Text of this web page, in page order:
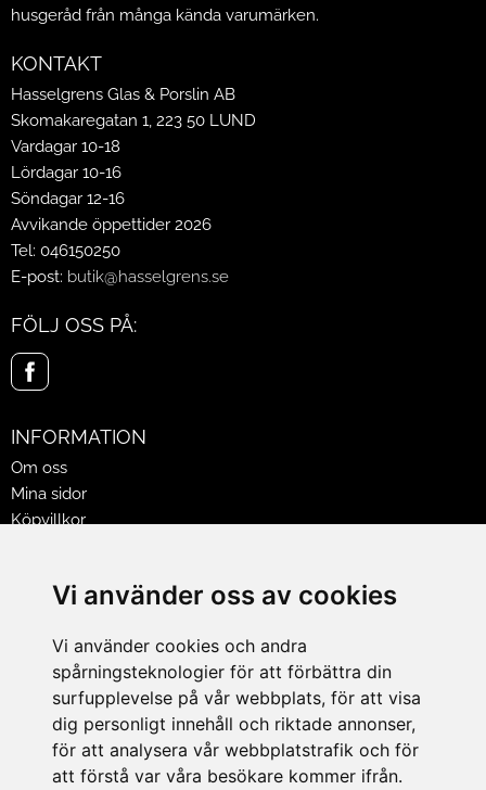
Vi använder oss av cookies
Vi använder cookies och andra
spårningsteknologier för att förbättra din
surfupplevelse på vår webbplats, för att visa
dig personligt innehåll och riktade annonser,
för att analysera vår webbplatstrafik och för
att förstå var våra besökare kommer ifrån.
husgeråd från många kända varumärken.
KONTAKT
Hasselgrens Glas & Porslin AB
Skomakaregatan 1, 223 50 LUND
Vardagar 10-18
Lördagar 10-16
Söndagar 12-16
Avvikande öppettider 2026
Tel: 046150250
E-post: butik@hasselgrens.se
FÖLJ OSS PÅ:
INFORMATION
Om oss
Mina sidor
Köpvillkor
Jobba på Hasselgrens
LEVERANS
BETALNINGSSÄTT